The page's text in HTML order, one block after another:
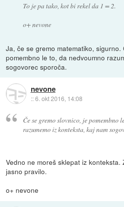
To je pa tako, kot bi rekel da 1 = 2.
o+ nevone
Ja, če se gremo matematiko,
pomembno le to, da nedvoumno
sogovorec sporoča.
nevone
::6. okt 2016, 14:08
Če se gremo slovnico, je pomembno
razumemo iz konteksta, kaj nam
Vedno ne moreš sklepat iz
jasno pravilo.
o+ nevone